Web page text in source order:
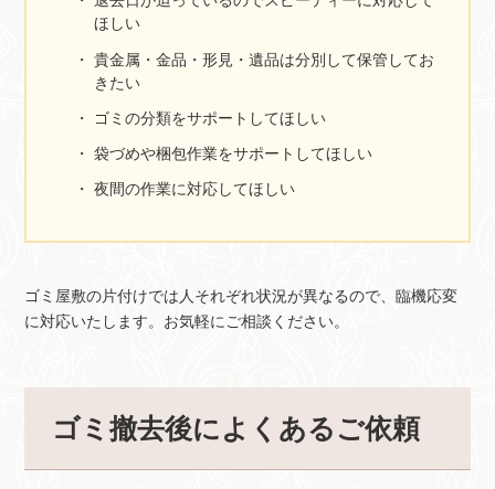
ほしい
貴金属・金品・形見・遺品は分別して保管してお
きたい
ゴミの分類をサポートしてほしい
袋づめや梱包作業をサポートしてほしい
夜間の作業に対応してほしい
ゴミ屋敷の片付けでは人それぞれ状況が異なるので、臨機応変
に対応いたします。お気軽にご相談ください。
ゴミ撤去後によくあるご依頼